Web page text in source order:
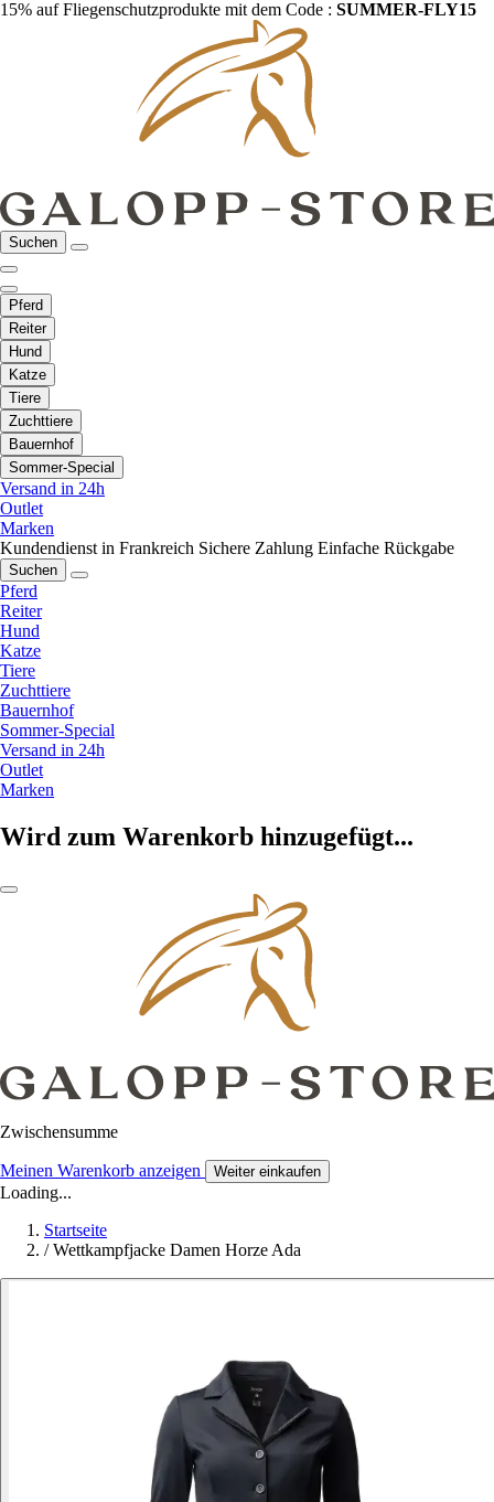
15% auf Fliegenschutzprodukte mit dem Code : SUMMER-FLY15
Suchen
Pferd
Reiter
Hund
Katze
Tiere
Zuchttiere
Bauernhof
Sommer-Special
Versand in 24h
Outlet
Marken
Kundendienst in Frankreich Sichere Zahlung Einfache Rückgabe
Suchen
Pferd
Reiter
Hund
Katze
Tiere
Zuchttiere
Bauernhof
Sommer-Special
Versand in 24h
Outlet
Marken
Wird zum Warenkorb hinzugefügt...
Zwischensumme
Meinen Warenkorb anzeigen Weiter einkaufen
Loading...
Startseite
/ Wettkampfjacke Damen Horze Ada